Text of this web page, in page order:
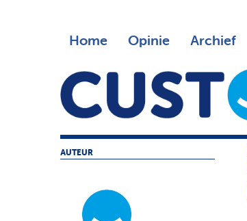
Home Opinie Archief
AUTEUR